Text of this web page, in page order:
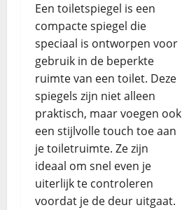
Een toiletspiegel is een
compacte spiegel die
speciaal is ontworpen voor
gebruik in de beperkte
ruimte van een toilet. Deze
spiegels zijn niet alleen
praktisch, maar voegen ook
een stijlvolle touch toe aan
je toiletruimte. Ze zijn
ideaal om snel even je
uiterlijk te controleren
voordat je de deur uitgaat.